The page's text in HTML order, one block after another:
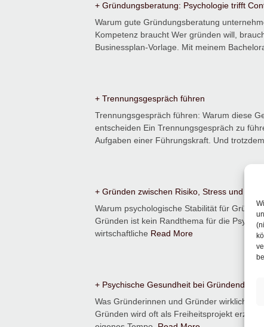
+ Gründungsberatung: Psychologie trifft
Warum gute Gründungsberatung
Kompetenz braucht Wer gründen will,
Businessplan-Vorlage. Mit meinem
+ Trennungsgespräch führen
Trennungsgespräch führen: Warum diese
entscheiden Ein Trennungsgespräch zu
Aufgaben einer Führungskraft. Und
+ Gründen zwischen Risiko, Stress und
Warum psychologische Stabilität für
Gründen ist kein Randthema für die
wirtschaftliche Read More
+ Psychische Gesundheit bei Gründenden
Was Gründerinnen und Gründer wirklich
Gründen wird oft als Freiheitsprojekt